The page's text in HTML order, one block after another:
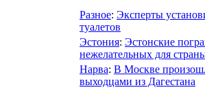
Разное: Эксперты
туалетов
Эстония: Эстонские
нежелательных для
Нарва: В Москве
выходцами из Дагестана